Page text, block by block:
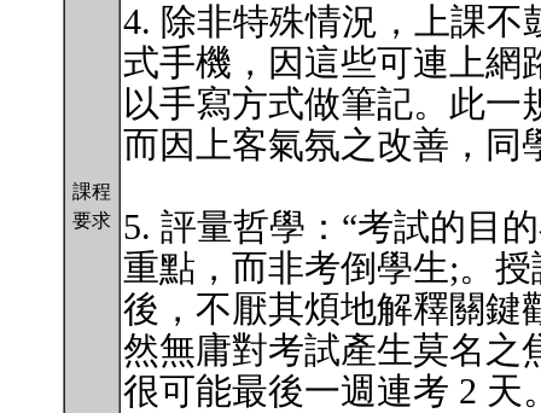
課程
要求
4. 除非特殊情況，上課
式手機，因這些可連上網
以手寫方式做筆記。此一
而因上客氣氛之改善，同
5. 評量哲學：“考試的目
重點，而非考倒學生;。
後，不厭其煩地解釋關鍵
然無庸對考試產生莫名之
很可能最後一週連考 2 天